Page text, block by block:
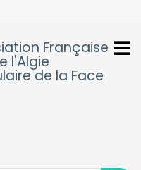
Française
l'Algie
de la Face